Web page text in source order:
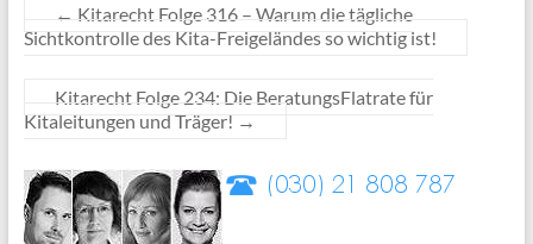
← Kitarecht Folge 316 – Warum die tägliche
Sichtkontrolle des Kita-Freigeländes so wichtig ist!
Kitarecht Folge 234: Die BeratungsFlatrate für
Kitaleitungen und Träger! →